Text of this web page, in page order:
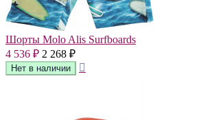
Шорты Molo Alis Surfboards
4 536 ₽ 2 268 ₽